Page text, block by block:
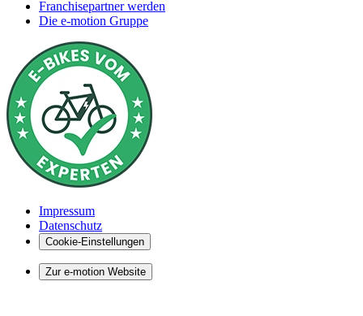
Franchisepartner werden
Die e-motion Gruppe
Impressum
Datenschutz
Cookie-Einstellungen
Zur e-motion Website